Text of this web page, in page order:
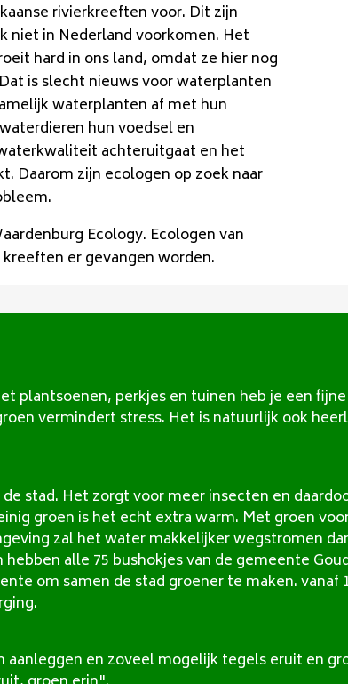
rivierkreeften voor. Dit zijn
in Nederland voorkomen. Het
hard in ons land, omdat ze hier nog
is slecht nieuws voor waterplanten
waterplanten af met hun
hun voedsel en
achteruitgaat en het
Daarom zijn ecologen op zoek naar
Ecology. Ecologen van
er gevangen worden.
perkjes en tuinen heb je een
vermindert stress. Het is natuurlijk ook
stad. Het zorgt voor meer insecten en
groen is het echt extra warm. Met groen
zal het water makkelijker wegstromen
alle 75 bushokjes van de gemeente
om samen de stad groener te maken. vanaf
en zoveel mogelijk tegels eruit en